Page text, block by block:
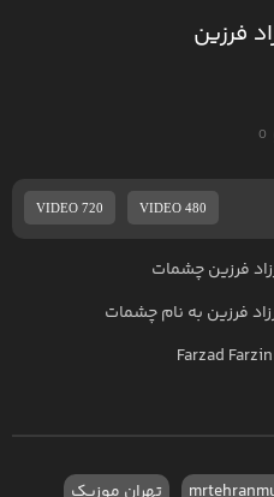
فرزین
0
VIDEO 720 VIDEO 480
فرزین چشمات
فرزین به نام چشمات
Farzad